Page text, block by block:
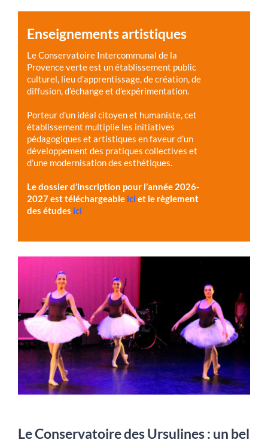
Enseignements artistiques
Le Conservatoire Intercommunal de la
Provence verte est un établissement public
culturel, lieu d’apprentissage, de création, de
diffusion, d’échange et d’expérimentation.
Porteur d’un idéal citoyen et humaniste, cet
établissement multiplie les initiatives
pédagogiques et artistiques en faveur d’un
développement des pratiques collectives et
d’une modernisation des esthétiques.
Le dossier d’inscription pour l’année 2026-
2027 est téléchargeable iciet le règlement
des études ici
Le Conservatoire des Ursulines : un bel